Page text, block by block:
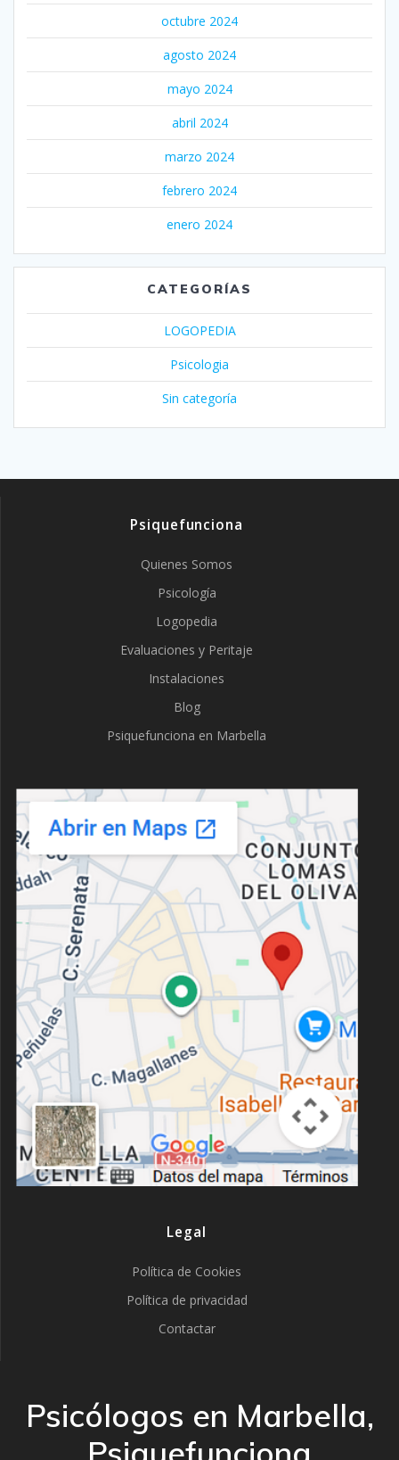
octubre 2024
agosto 2024
mayo 2024
abril 2024
marzo 2024
febrero 2024
enero 2024
CATEGORÍAS
LOGOPEDIA
Psicologia
Sin categoría
Psiquefunciona
Quienes Somos
Psicología
Logopedia
Evaluaciones y Peritaje
Instalaciones
Blog
Psiquefunciona en Marbella
Legal
Política de Cookies
Política de privacidad
Contactar
Psicólogos en Marbella,